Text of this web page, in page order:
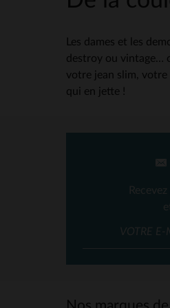
Les dames et les
destroy ou vintage…
votre jean slim,
qui en jette !